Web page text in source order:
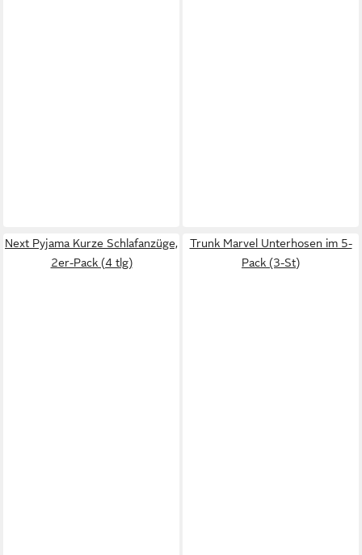
Next Pyjama Kurze Schlafanzüge,
2er-Pack (4 tlg)
Trunk Marvel Unterhosen im 5-
Pack (3-St)